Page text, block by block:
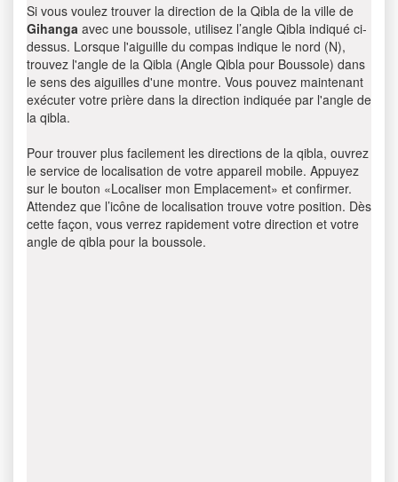
Si vous voulez trouver la direction de la Qibla de la ville de
Gihanga avec une boussole, utilisez l’angle Qibla indiqué ci-
dessus. Lorsque l'aiguille du compas indique le nord (N),
trouvez l'angle de la Qibla (Angle Qibla pour Boussole) dans
le sens des aiguilles d'une montre. Vous pouvez maintenant
exécuter votre prière dans la direction indiquée par l'angle de
la qibla.
Pour trouver plus facilement les directions de la qibla, ouvrez
le service de localisation de votre appareil mobile. Appuyez
sur le bouton «Localiser mon Emplacement» et confirmer.
Attendez que l’icône de localisation trouve votre position. Dès
cette façon, vous verrez rapidement votre direction et votre
angle de qibla pour la boussole.